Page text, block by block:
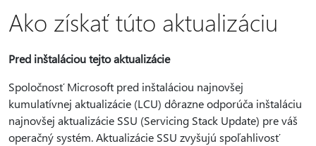
Ako získať túto aktualizáciu
Pred inštaláciou tejto aktualizácie
Spoločnosť Microsoft pred inštaláciou najnovšej
kumulatívnej aktualizácie (LCU) dôrazne odporúča inštaláciu
najnovšej aktualizácie SSU (Servicing Stack Update) pre váš
operačný systém. Aktualizácie SSU zvyšujú spoľahlivosť